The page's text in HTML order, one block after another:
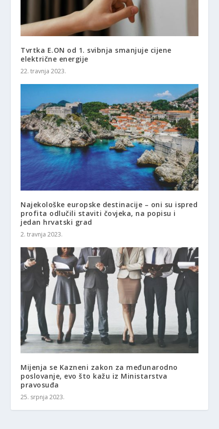
Tvrtka E.ON od 1. svibnja smanjuje cijene
električne energije
22. travnja 2023.
Najekološke europske destinacije – oni su ispred
profita odlučili staviti čovjeka, na popisu i
jedan hrvatski grad
2. travnja 2023.
Mijenja se Kazneni zakon za međunarodno
poslovanje, evo što kažu iz Ministarstva
pravosuđa
25. srpnja 2023.